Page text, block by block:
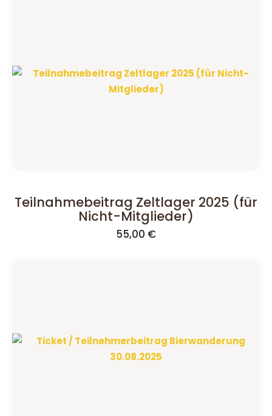
Teilnahmebeitrag Zeltlager 2025 (für
Nicht-Mitglieder)
55,00 €